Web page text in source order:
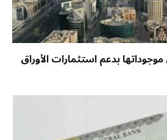
بدعم استثمارات الأوراق